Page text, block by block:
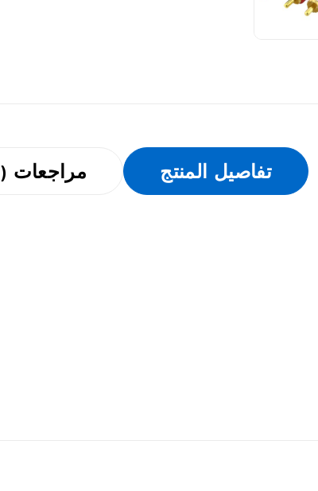
تفاصيل المنتج مراجعات (0)